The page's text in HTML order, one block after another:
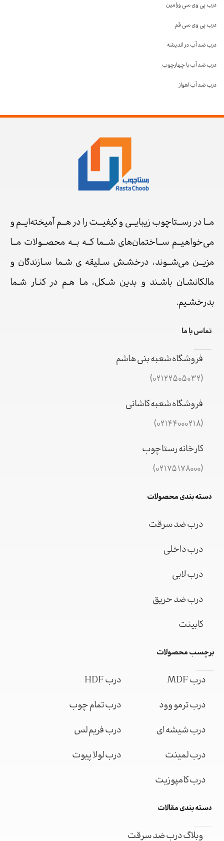
درب پی وی سی ورامین
درب پی وی سی قم
درب ضد آب در اندیشه
درب ضد آب با چهارچوب
درب ضد آب اهواز
مــا در رســتاچوب زیبایــی و کیفیــت را در هــم آمیخته‌ایــم و
می‌خواهیــم ســاختمان‌های شــما کــه بــه محصــولات مــا
مزیــن می‌شــوند، درخشـش سـلیقه ی شـما سـازندگان و
مالکانشـان باشـند و بدین شـکل، مـا هـم در کنـار شـما
بدرخشـیم.
تماس با ما
فروشگاه شعبه بنی هاشم
(02122505032)
فروشگاه شعبه کاشانی
(02144000218)
کارخانه رستاچوب
(02175178000)
دسته بندی محصولات
درب ضد سرقت
درب داخلی
درب لابی
درب ضد حریق
کابینت
برچسب محصولات
درب MDF
درب HDF
درب ترمو وود
درب تمام چوب
درب شیشه ای
درب فریم لس
درب لمینت
درب لولا پیوت
درب کامپوزیت
دسته بندی مقالات
وبلاگ درب ضد سرقت